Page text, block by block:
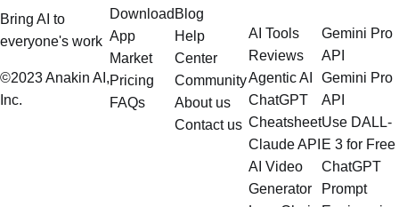
Bring AI to
everyone's work
©2023 Anakin AI,
Inc.
Download
App
Market
Pricing
FAQs
Blog
Help
Center
Community
About us
Contact us
AI Tools
Reviews
Agentic AI
ChatGPT
Cheatsheet
Claude API
AI Video
Generator
Gemini Pro
API
Gemini Pro
API
Use DALL-
E 3 for Free
ChatGPT
Prompt